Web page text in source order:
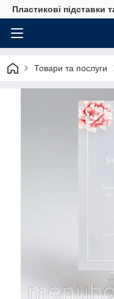
Пластикові підставки
Товари та послуги